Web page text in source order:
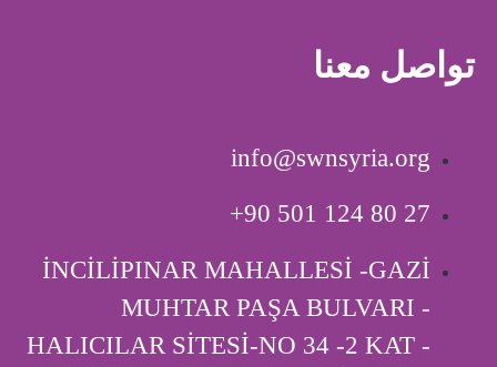
تواصل معنا
info@swnsyria.org
‎+90 501 124 80 27
İNCİLİPINAR MAHALLESİ -GAZİ
MUHTAR PAŞA BULVARI -
HALICILAR SİTESİ-NO 34 -2 KAT -